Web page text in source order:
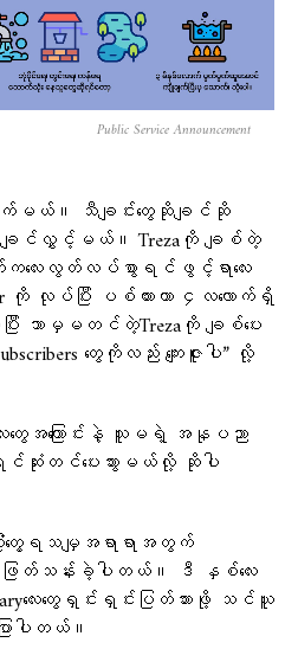
Public Service Announcement
က်မယ်။ သီချင်းတွေဆိုချင်ဆို
ချင်လွှင့်မယ်။ Trezaကို ချစ်တဲ့
စိတ်ကလေးလွတ်လပ်စွာရင်ဖွင့်ရာလေး
ကို လုပ်ပြီး ပစ်ထားတာ ၄လလောက်ရှိ
ြီး ဘာမှမတင်တဲ့Trezaကို ချစ်ပေး
တွေကိုလည်း ကျေးဇူးပါ” လို့
ေးတွေအကြောင်းနဲ့ သူမရဲ့ အနုပညာ
းတင်ပေးသွားမယ်လို့ ဆိုပါ
တွေ့ရသမျှအရာရာအတွက်
သန်းခဲ့ပါတယ်။ ဒီ နှစ်လေး
လေးတွေရှင်းရှင်းပြတ်သားဖို့ သင်ယူ
ာပါတယ်။